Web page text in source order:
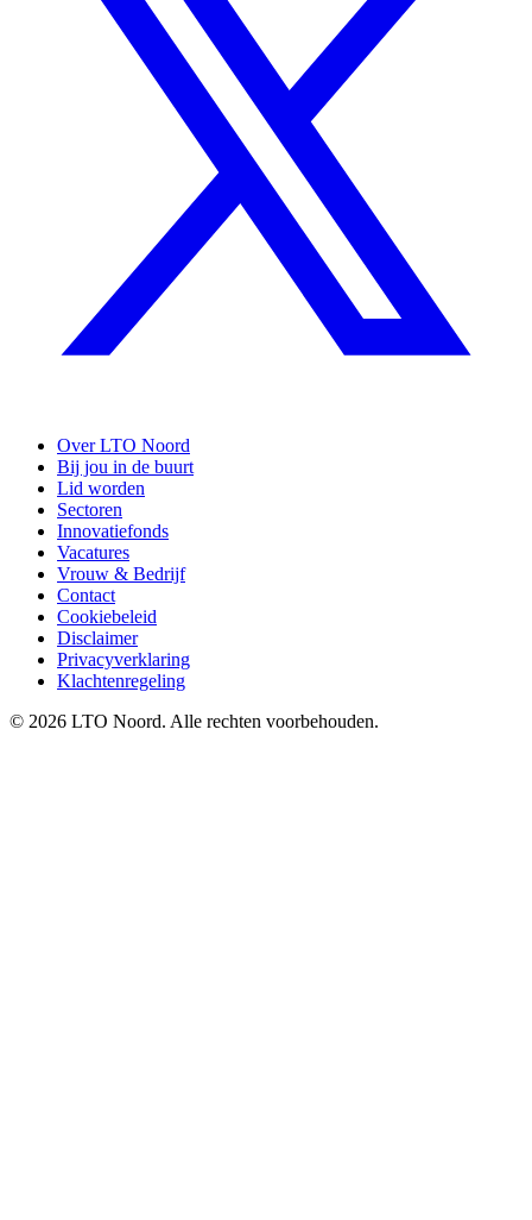
Over LTO Noord
Bij jou in de buurt
Lid worden
Sectoren
Innovatiefonds
Vacatures
Vrouw & Bedrijf
Contact
Cookiebeleid
Disclaimer
Privacyverklaring
Klachtenregeling
© 2026 LTO Noord. Alle rechten voorbehouden.